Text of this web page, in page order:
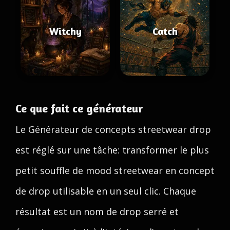
Witchy Catch
Ce que fait ce générateur
Le Générateur de concepts streetwear drop
est réglé sur une tâche: transformer le plus
petit souffle de mood streetwear en concept
de drop utilisable en un seul clic. Chaque
résultat est un nom de drop serré et